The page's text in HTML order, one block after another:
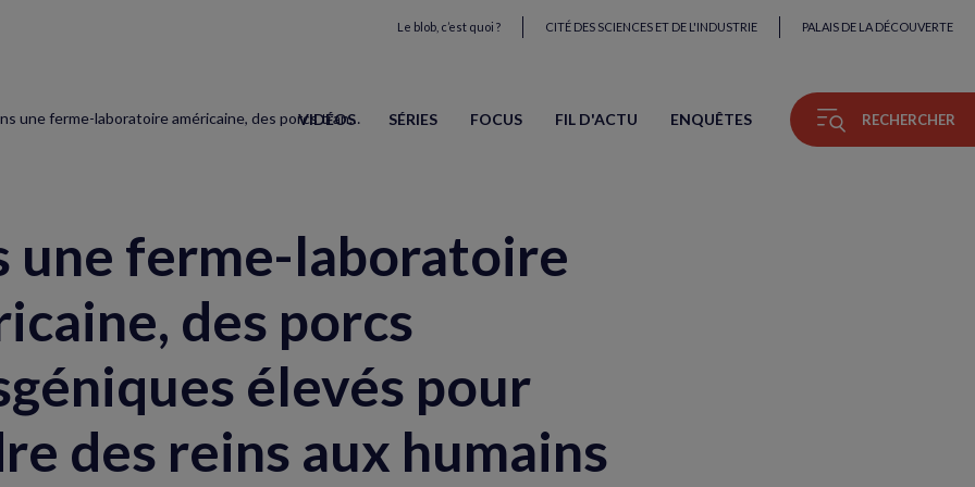
Le blob, c’est quoi ? CITÉ DES SCIENCES ET DE L'INDUSTRIE PALAIS DE LA DÉCOUVERTE
VIDÉOS SÉRIES FOCUS FIL D'ACTU ENQUÊTES RECHERCHER
Dans une ferme-laboratoire américaine, des porcs transgéniques élevés pour vendre des reins aux humains
une ferme-laboratoire
des porcs
élevés pour
des reins aux humains